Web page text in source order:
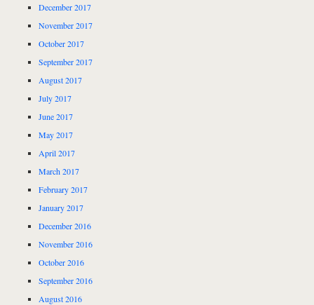
December 2017
November 2017
October 2017
September 2017
August 2017
July 2017
June 2017
May 2017
April 2017
March 2017
February 2017
January 2017
December 2016
November 2016
October 2016
September 2016
August 2016